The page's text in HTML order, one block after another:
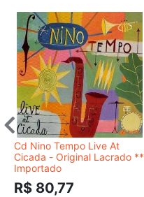
Cd Nino Tempo Live At
Cicada - Original Lacrado **
Importado
R$ 80,77